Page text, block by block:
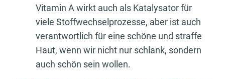
Vitamin A wirkt auch als Katalysator für
viele Stoffwechselprozesse, aber ist auch
verantwortlich für eine schöne und straffe
Haut, wenn wir nicht nur schlank, sondern
auch schön sein wollen.